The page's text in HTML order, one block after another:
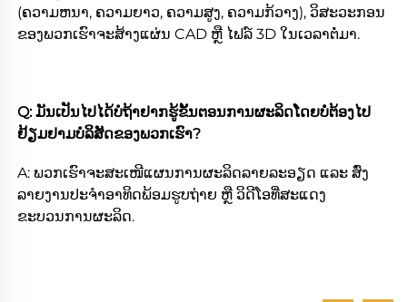
(ຄວາມຫນາ, ຄວາມຍາວ, ຄວາມສູງ, ຄວາມກ້ວາງ), ວິສະວະກອນ
ຂອງພວກເຮົາຈະສ້າງແຜ່ນ CAD ຫຼື ໄຟລ໌ 3D ໃນເວລາຕໍ່ມາ.
Q: ມັນເປັນໄປໄດ້ບໍຖ້າຢາກຮູ້ຂັ້ນຕອນການຜະລິດໂດຍບໍ່ຕ້ອງໄປ
ຢ້ຽມຢາມບໍລິສັດຂອງພວກເຮົາ?
A: ພວກເຮົາຈະສະເໜີແຜນການຜະລິດລາຍລະອຽດ ແລະ ສົ່ງ
ລາຍງານປະຈຳອາທິດພ້ອມຮູບຖ່າຍ ຫຼື ວິດີໂອທີ່ສະແດງ
ຂະບວນການຜະລິດ.